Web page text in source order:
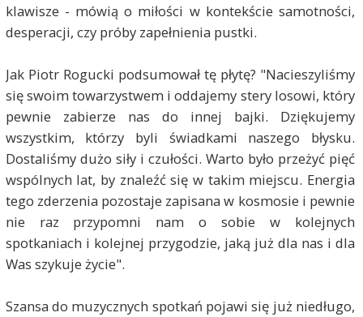
klawisze - mówią o miłości w kontekście samotności,
desperacji, czy próby zapełnienia pustki.
Jak Piotr Rogucki podsumował tę płytę? "Nacieszyliśmy
się swoim towarzystwem i oddajemy stery losowi, który
pewnie zabierze nas do innej bajki. Dziękujemy
wszystkim, którzy byli świadkami naszego błysku.
Dostaliśmy dużo siły i czułości. Warto było przeżyć pięć
wspólnych lat, by znaleźć się w takim miejscu. Energia
tego zderzenia pozostaje zapisana w kosmosie i pewnie
nie raz przypomni nam o sobie w kolejnych
spotkaniach i kolejnej przygodzie, jaką już dla nas i dla
Was szykuje życie".
Szansa do muzycznych spotkań pojawi się już niedługo,